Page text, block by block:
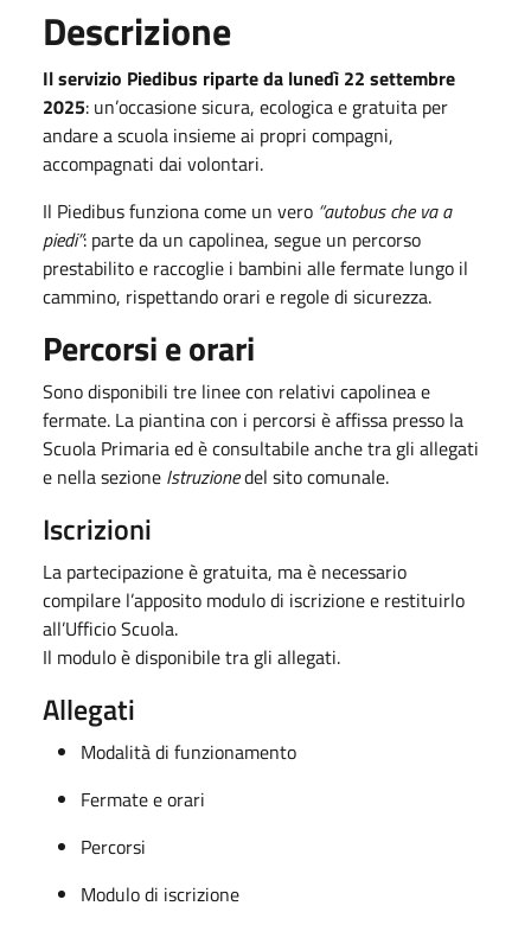
Descrizione
Il servizio Piedibus riparte da lunedì 22 settembre
2025: un’occasione sicura, ecologica e gratuita per
andare a scuola insieme ai propri compagni,
accompagnati dai volontari.
Il Piedibus funziona come un vero “autobus che va a
piedi”: parte da un capolinea, segue un percorso
prestabilito e raccoglie i bambini alle fermate lungo il
cammino, rispettando orari e regole di sicurezza.
Percorsi e orari
Sono disponibili tre linee con relativi capolinea e
fermate. La piantina con i percorsi è affissa presso la
Scuola Primaria ed è consultabile anche tra gli allegati
e nella sezione Istruzionedel sito comunale.
Iscrizioni
La partecipazione è gratuita, ma è necessario
compilare l’apposito modulo di iscrizione e restituirlo
all’Ufficio Scuola.
Il modulo è disponibile tra gli allegati.
Allegati
Modalità di funzionamento
Fermate e orari
Percorsi
Modulo di iscrizione